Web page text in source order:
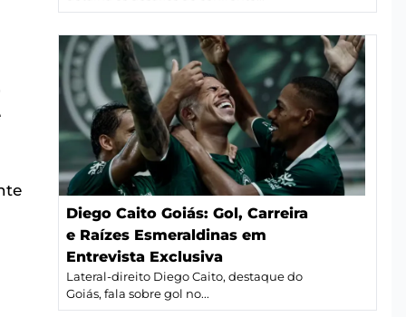
Diego Caito Goiás: Gol, Carreira
e Raízes Esmeraldinas em
Entrevista Exclusiva
Lateral-direito Diego Caito, destaque do
Goiás, fala sobre gol no...